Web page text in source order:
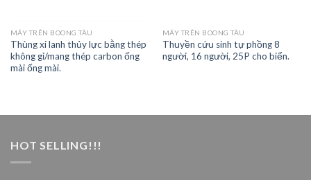
MÁY TRÊN BOONG TÀU
Thùng xi lanh thủy lực bằng thép
không gỉ/mang thép carbon ống
mài ống mài.
MÁY TRÊN BOONG TÀU
Thuyền cứu sinh tự phồng 8
người, 16 người, 25P cho biển.
HOT SELLING!!!